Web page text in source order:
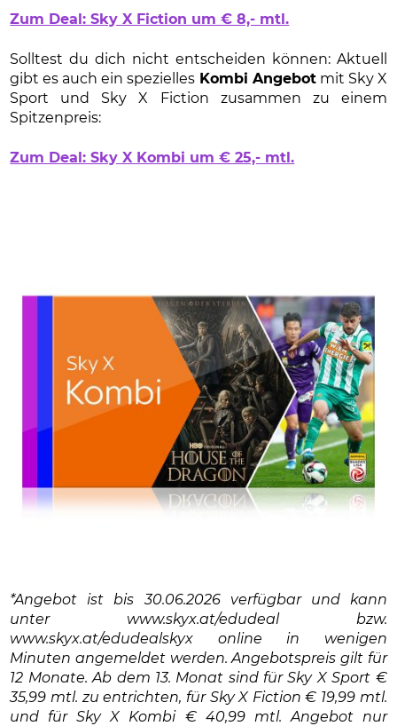
Zum Deal: Sky X Fiction um € 8,- mtl.
Solltest du dich nicht entscheiden können: Aktuell
gibt es auch ein spezielles Kombi Angebotmit Sky X
Sport und Sky X Fiction zusammen zu einem
Spitzenpreis:
Zum Deal: Sky X Kombi um € 25,- mtl.
*Angebot ist bis 30.06.2026 verfügbar und kann
unter www.skyx.at/edudeal bzw.
www.skyx.at/edudealskyx online in wenigen
Minuten angemeldet werden. Angebotspreis gilt für
12 Monate. Ab dem 13. Monat sind für Sky X Sport €
35,99 mtl. zu entrichten, für Sky X Fiction € 19,99 mtl.
und für Sky X Kombi € 40,99 mtl. Angebot nur